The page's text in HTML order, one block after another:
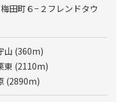
田町６−２フレンドタウ
山 (360m)
東 (2110m)
(2890m)